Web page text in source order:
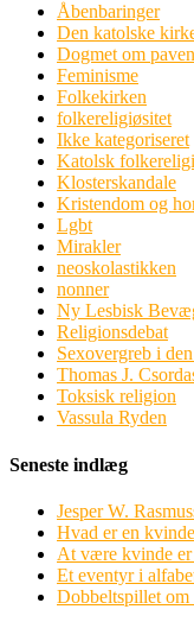
Åbenbaringer
Den katolske
Dogmet om
Feminisme
Folkekirken
folkereligiøsitet
Ikke kategoriseret
Katolsk
Klosterskandale
Kristendom og
Lgbt
Mirakler
neoskolastikken
nonner
Ny Lesbisk
Religionsdebat
Sexovergreb i
Thomas J.
Toksisk religion
Vassula Ryden
Seneste indlæg
Jesper W.
Hvad er en
At være kvinde
Et eventyr i
Dobbeltspillet om